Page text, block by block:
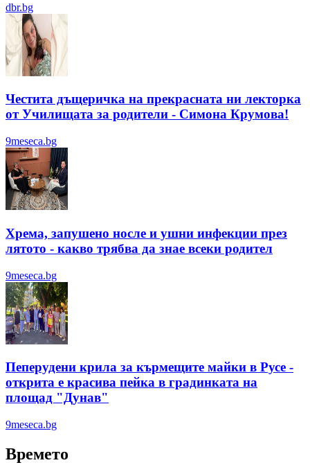
dbr.bg
Честита дъщеричка на прекрасната ни лекторка
от Училищата за родители - Симона Крумова!
9meseca.bg
Хрема, запушено носле и ушни инфекции през
лятотo - какво трябва да знае всеки родител
9meseca.bg
Пеперудени крила за кърмещите майки в Русе -
открита е красива пейка в градинката на
площад "Дунав"
9meseca.bg
Времето